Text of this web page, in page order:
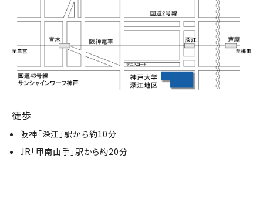
徒歩
阪神「深江」駅から約10分
JR「甲南山手」駅から約20分